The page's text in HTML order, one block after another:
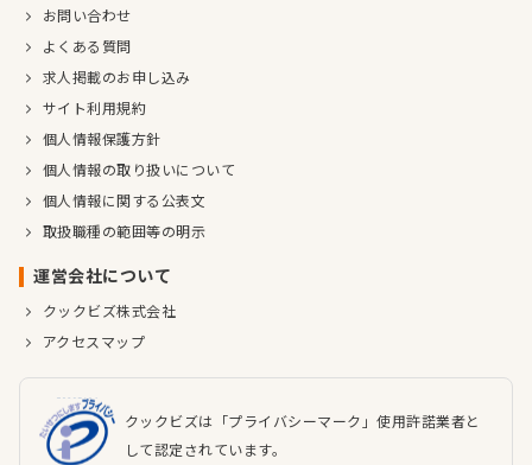
お問い合わせ
よくある質問
求人掲載のお申し込み
サイト利用規約
個人情報保護方針
個人情報の取り扱いについて
個人情報に関する公表文
取扱職種の範囲等の明示
運営会社について
クックビズ株式会社
アクセスマップ
クックビズは「プライバシーマーク」使用許諾業者と
して認定されています。